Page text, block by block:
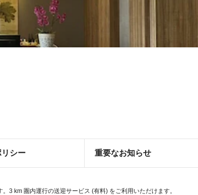
シー 重要なお知らせ
3 km 圏内運行の送迎サービス (有料) をご利用いただけます。